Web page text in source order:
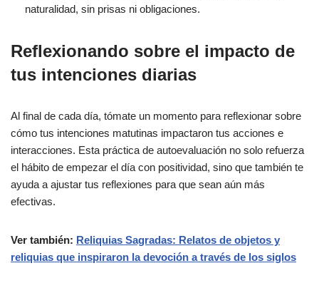
naturalidad, sin prisas ni obligaciones.
Reflexionando sobre el impacto de
tus intenciones diarias
Al final de cada día, tómate un momento para reflexionar sobre
cómo tus intenciones matutinas impactaron tus acciones e
interacciones. Esta práctica de autoevaluación no solo refuerza
el hábito de empezar el día con positividad, sino que también te
ayuda a ajustar tus reflexiones para que sean aún más
efectivas.
Ver también: Reliquias Sagradas: Relatos de objetos y
reliquias que inspiraron la devoción a través de los siglos